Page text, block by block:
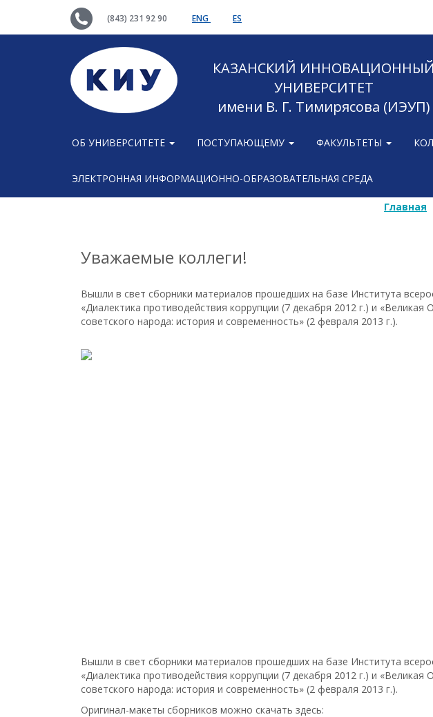
(843) 231 92 90 ENG ES
КАЗАНСКИЙ ИННОВАЦИОННЫЙ
УНИВЕРСИТЕТ
имени В. Г. Тимирясова (ИЭУП)
ОБ УНИВЕРСИТЕТЕ ПОСТУПАЮЩЕМУ ФАКУЛЬТЕТЫ
ЭЛЕКТРОННАЯ ИНФОРМАЦИОННО-ОБРАЗОВАТЕЛЬНАЯ СРЕДА
Главная
Уважаемые коллеги!
Вышли в свет сборники материалов прошедших на базе Института
«Диалектика противодействия коррупции (7 декабря 2012 г.) и «Великая
советского народа: история и современность» (2 февраля 2013 г.).
Вышли в свет сборники материалов прошедших на базе Института
«Диалектика противодействия коррупции (7 декабря 2012 г.) и «Великая
советского народа: история и современность» (2 февраля 2013 г.).
Оригинал-макеты сборников можно скачать здесь: